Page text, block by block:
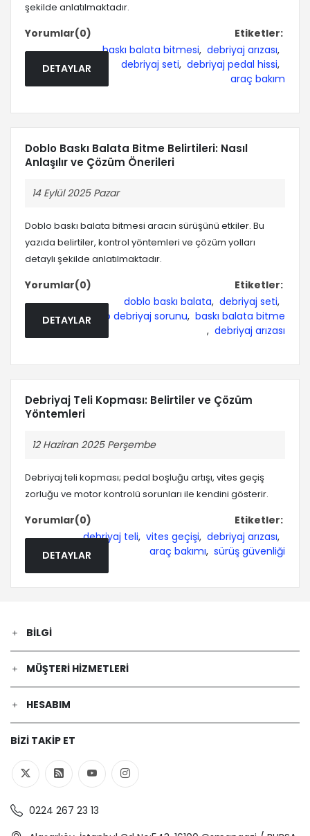
şekilde anlatılmaktadır.
Etiketler:
baskı balata bitmesi, debriyaj arızası,
debriyaj seti, debriyaj pedal hissi,
araç bakım
Yorumlar(0)
DETAYLAR
Doblo Baskı Balata Bitme Belirtileri: Nasıl
Anlaşılır ve Çözüm Önerileri
14 Eylül 2025 Pazar
Doblo baskı balata bitmesi aracın sürüşünü etkiler. Bu
yazıda belirtiler, kontrol yöntemleri ve çözüm yolları
detaylı şekilde anlatılmaktadır.
Etiketler:
doblo baskı balata, debriyaj seti,
doblo debriyaj sorunu, baskı balata bitme
, debriyaj arızası
Yorumlar(0)
DETAYLAR
Debriyaj Teli Kopması: Belirtiler ve Çözüm
Yöntemleri
12 Haziran 2025 Perşembe
Debriyaj teli kopması; pedal boşluğu artışı, vites geçiş
zorluğu ve motor kontrolü sorunları ile kendini gösterir.
Etiketler:
debriyaj teli, vites geçişi, debriyaj arızası,
araç bakımı, sürüş güvenliği
Yorumlar(0)
DETAYLAR
BILGI
MÜŞTERI HIZMETLERI
HESABIM
BIZI TAKIP ET
0224 267 23 13